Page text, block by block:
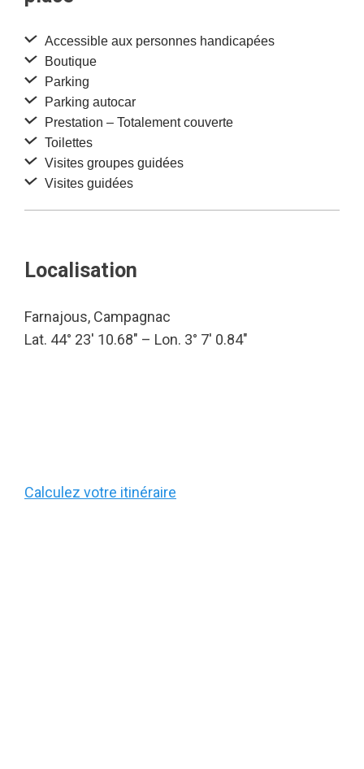
Accessible aux personnes handicapées
Boutique
Parking
Parking autocar
Prestation – Totalement couverte
Toilettes
Visites groupes guidées
Visites guidées
Localisation
Farnajous, Campagnac
Lat. 44° 23′ 10.68″ – Lon. 3° 7′ 0.84″
Calculez votre itinéraire